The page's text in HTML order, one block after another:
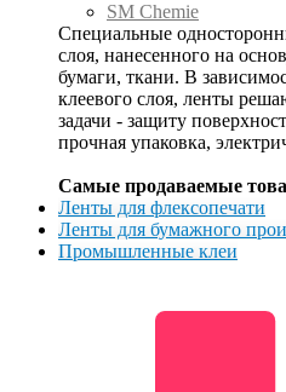
SM Chemie
Специальные
слоя, нанесенного на
бумаги, ткани. В
клеевого слоя, ленты
задачи - защиту
прочная упаковка,
Самые продаваемые
Ленты для флексопечати
Ленты для бумажного
Промышленные клеи